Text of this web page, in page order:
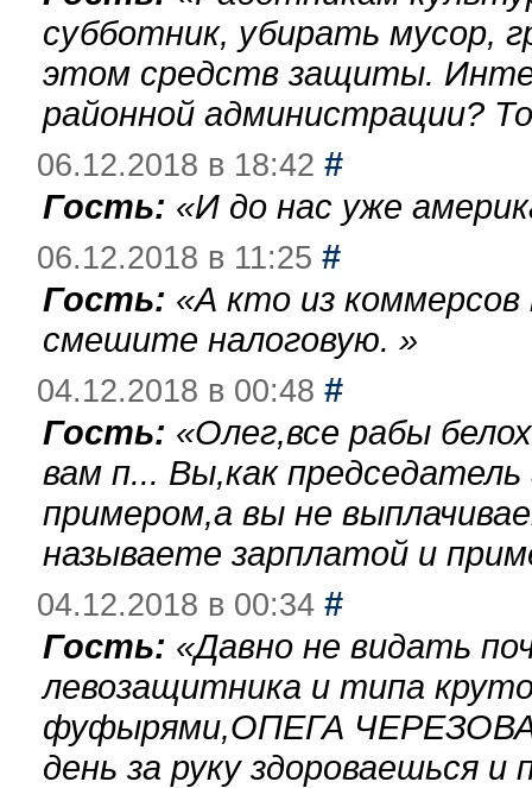
субботник, убирать мусор,
этом средств защиты.
районной администрации?
06.12.2018 в 18:42 #
Гость: «И до нас уже
06.12.2018 в 11:25 #
Гость: «А кто из
смешите налоговую. »
04.12.2018 в 00:48 #
Гость: «Олег,все рабы
вам п... Вы,как
примером,а вы не
называете зарплатой и
04.12.2018 в 00:34 #
Гость: «Давно не видать
левозащитника и типа
фуфырями,ОПЕГА
день за руку здороваешься